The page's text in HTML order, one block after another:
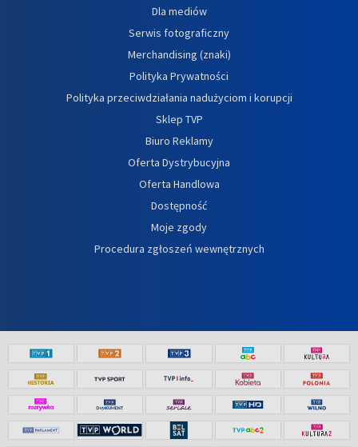
Dla mediów
Serwis fotograficzny
Merchandising (znaki)
Polityka Prywatności
Polityka przeciwdziałania nadużyciom i korupcji
Sklep TVP
Biuro Reklamy
Oferta Dystrybucyjna
Oferta Handlowa
Dostępność
Moje zgody
Procedura zgłoszeń wewnętrznych